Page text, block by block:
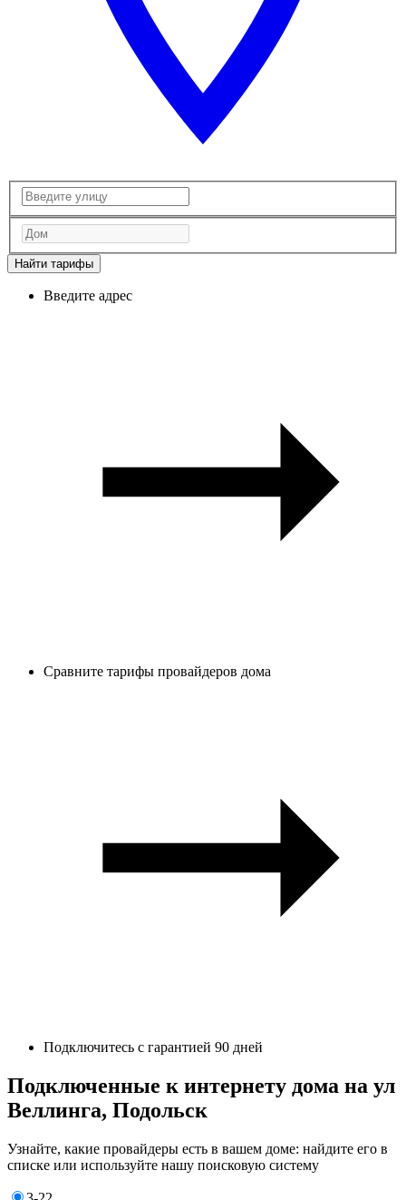
Найти тарифы
Введите адрес
Сравните тарифы провайдеров дома
Подключитесь с гарантией 90 дней
Подключенные к интернету дома на ул
Веллинга, Подольск
Узнайте, какие провайдеры есть в вашем доме: найдите его в
списке или используйте нашу поисковую систему